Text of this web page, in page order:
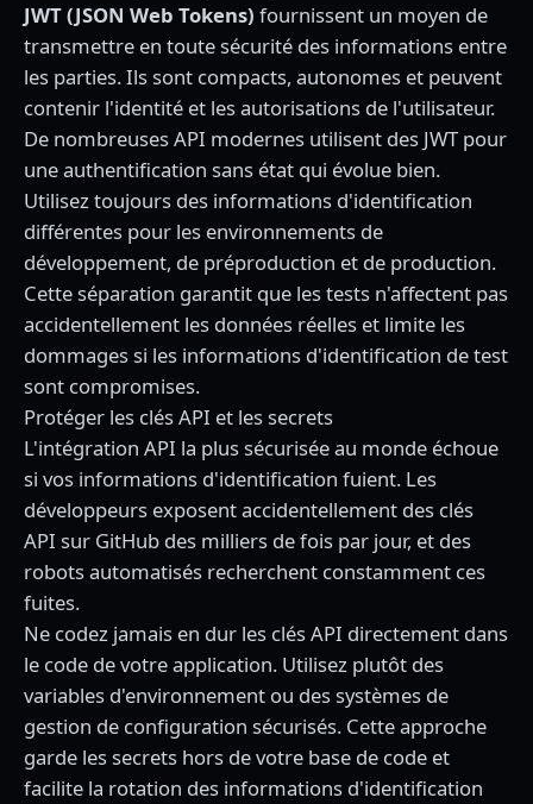
JWT (JSON Web Tokens) fournissent un moyen de
transmettre en toute sécurité des informations entre
les parties. Ils sont compacts, autonomes et peuvent
contenir l'identité et les autorisations de l'utilisateur.
De nombreuses API modernes utilisent des JWT pour
une authentification sans état qui évolue bien.
Utilisez toujours des informations d'identification
différentes pour les environnements de
développement, de préproduction et de production.
Cette séparation garantit que les tests n'affectent pas
accidentellement les données réelles et limite les
dommages si les informations d'identification de test
sont compromises.
Protéger les clés API et les secrets
L'intégration API la plus sécurisée au monde échoue
si vos informations d'identification fuient. Les
développeurs exposent accidentellement des clés
API sur GitHub des milliers de fois par jour, et des
robots automatisés recherchent constamment ces
fuites.
Ne codez jamais en dur les clés API directement dans
le code de votre application. Utilisez plutôt des
variables d'environnement ou des systèmes de
gestion de configuration sécurisés. Cette approche
garde les secrets hors de votre base de code et
facilite la rotation des informations d'identification